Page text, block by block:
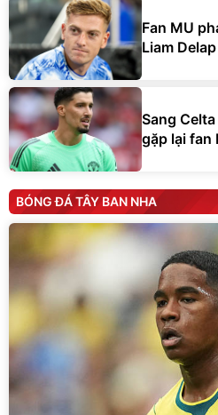
Fan MU
Liam
Sang
gặp lại fan
BÓNG ĐÁ TÂY BAN NHA